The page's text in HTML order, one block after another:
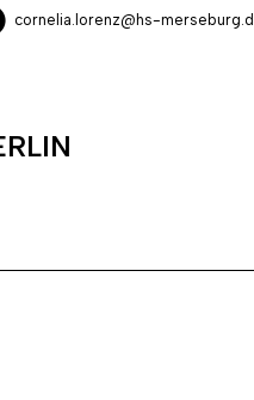
cornelia.lorenz@hs-